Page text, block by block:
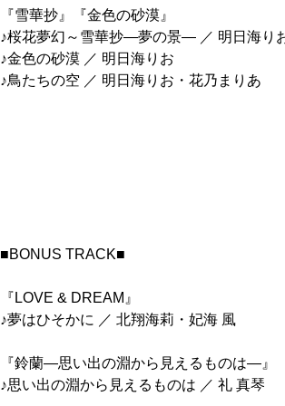
『雪華抄』『金色の砂漠』
♪桜花夢幻～雪華抄―夢の景― ／ 明日海り
♪金色の砂漠 ／ 明日海りお
♪鳥たちの空 ／ 明日海りお・花乃まりあ
■BONUS TRACK■
『LOVE & DREAM』
♪夢はひそかに ／ 北翔海莉・妃海 風
『鈴蘭―思い出の淵から見えるものは―』
♪思い出の淵から見えるものは ／ 礼 真琴